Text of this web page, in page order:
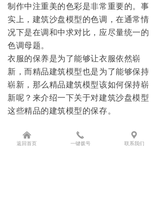
制作中注重美的色彩是非常重要的。事
实上，建筑沙盘模型的色调，在通常情
况下是在调和中求对比，应尽量统一的
色调母题。
衣服的保养是为了能够让衣服依然崭
新，而精品建筑模型也是为了能够保持
崭新，那么精品建筑模型该如何保持崭
新呢？来介绍一下关于对建筑沙盘模型
这些精品的建筑模型的保存。
前一个：
낀
返回首页
끅
一键拨号
끇
联系我们